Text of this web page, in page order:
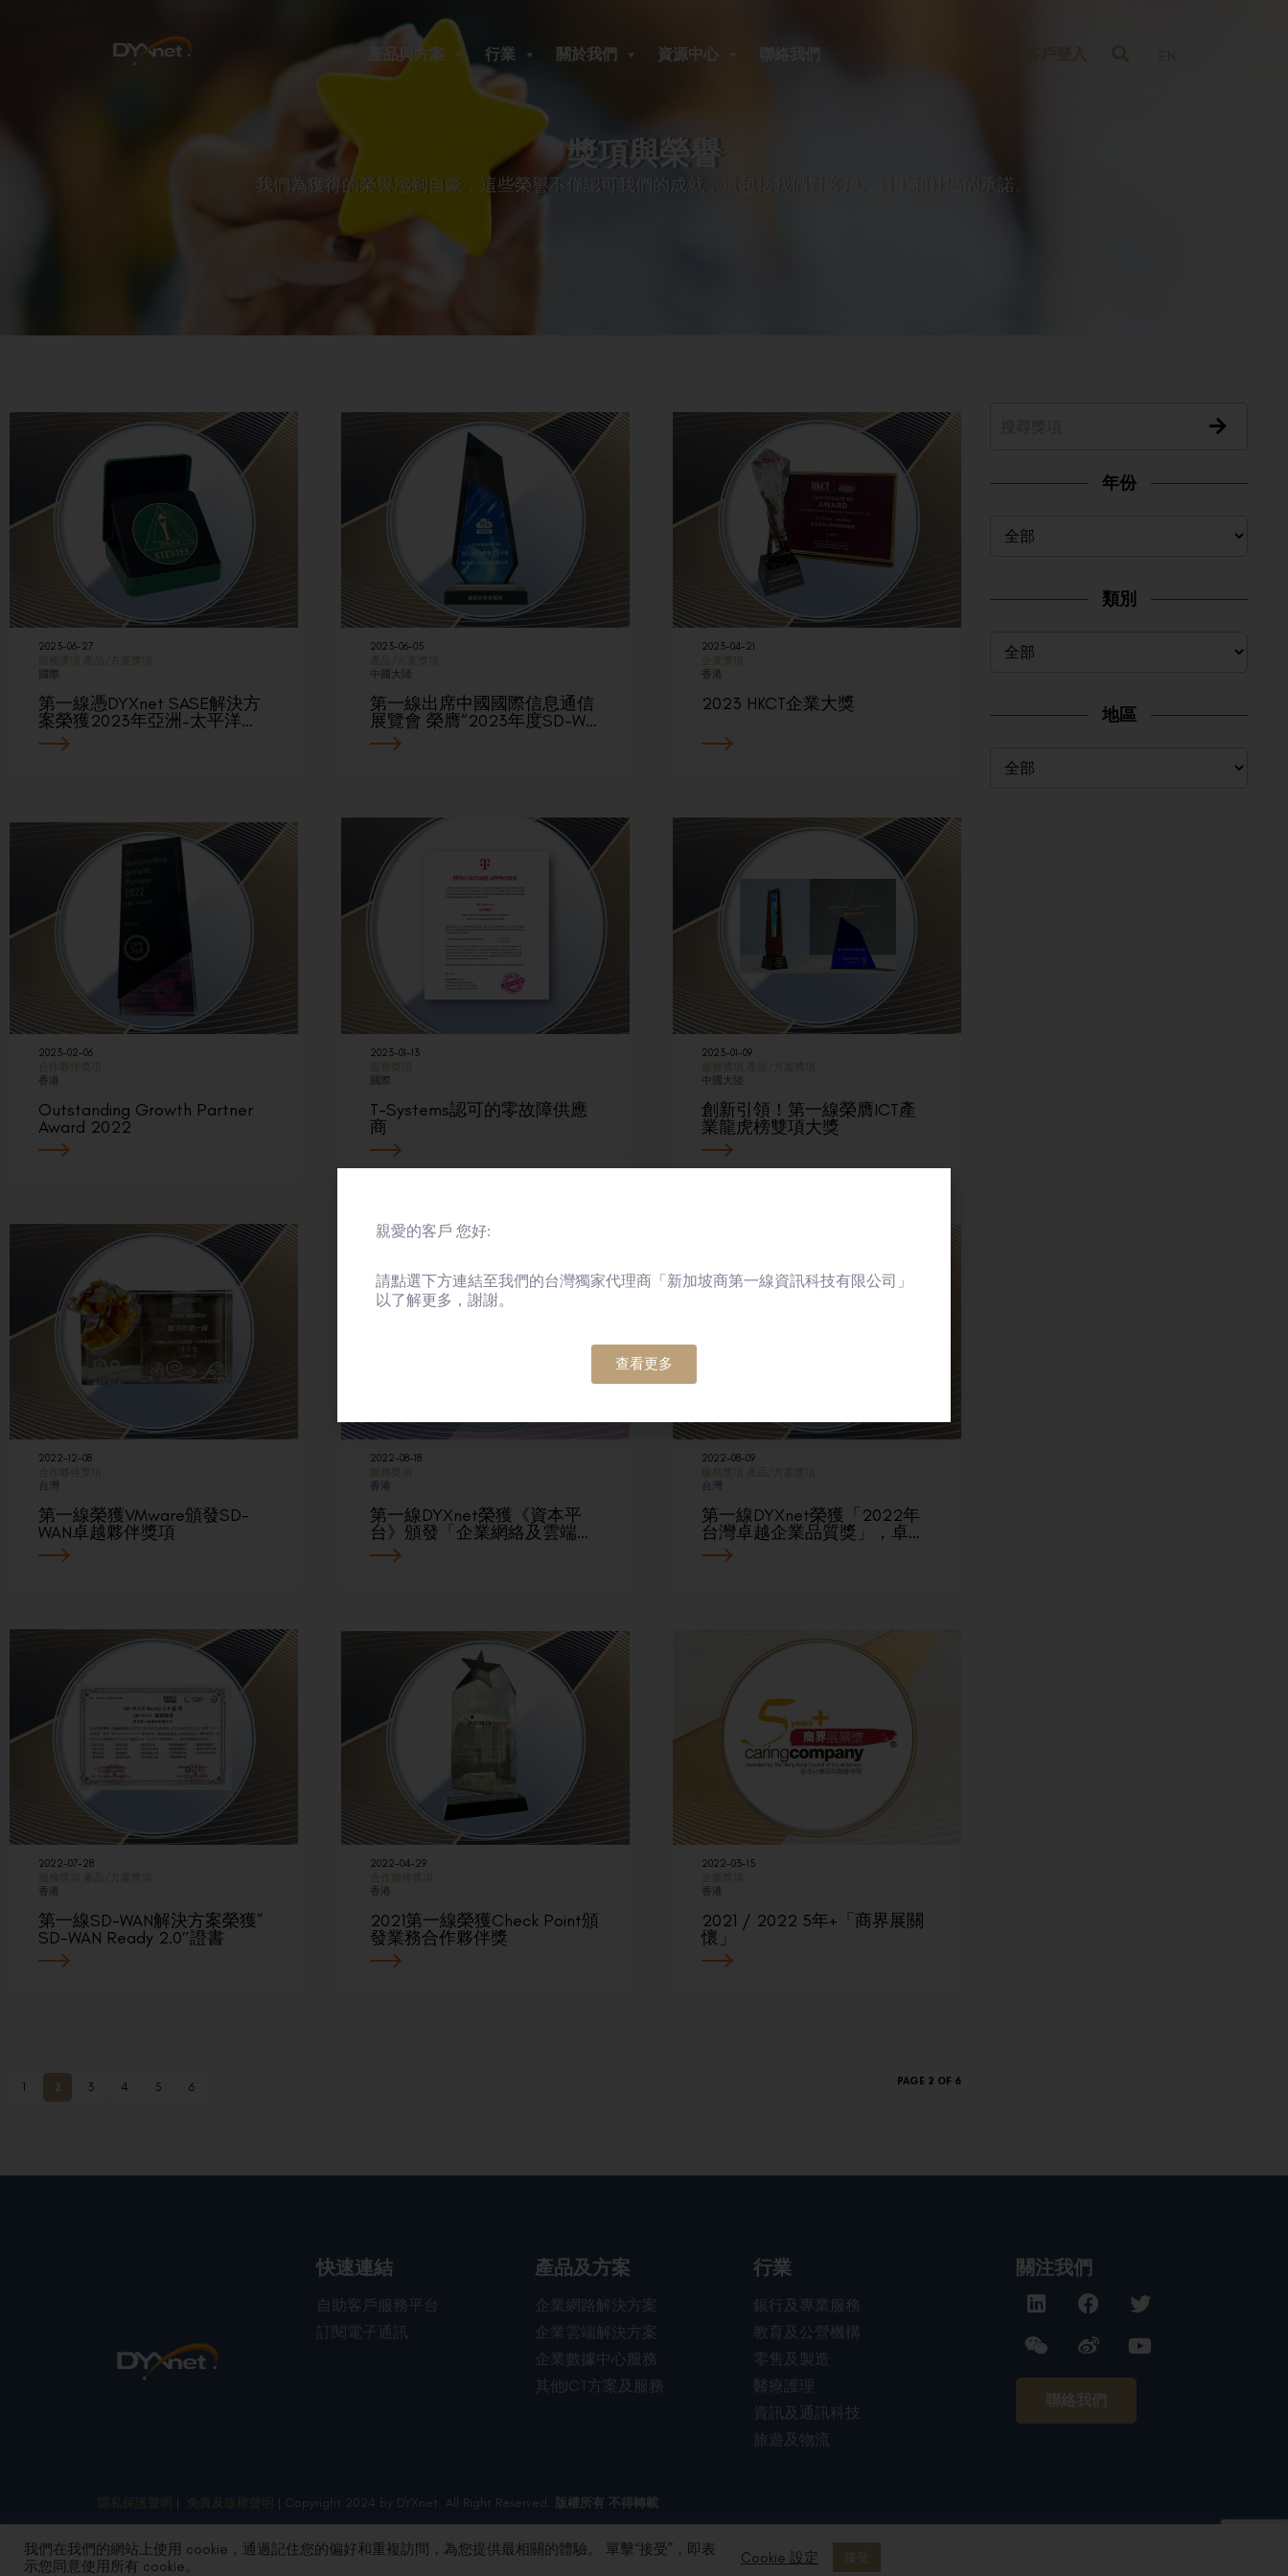
產品與方案 行業 關於我們 資源中心 EN
獎項與榮譽
我們為獲得的榮譽感到自豪，這些榮譽不僅認可我們的成就，還包括我們對客戶、員工和社區的承諾。
2023-06-27
服務獎項
產品/方案獎項
國際
第一線憑DYXnet SASE解決方
案榮獲2023年亞洲–太平洋…
2023-06-05
產品/方案獎項
中國大陸
第一線出席中國國際信息通信
展覽會 榮膺“2023年度SD-W…
2023-04-21
企業獎項
香港
2023 HKCT企業大獎
2023-02-06
合作夥伴獎項
香港
Outstanding Growth Partner
Award 2022
2023-01-13
服務獎項
國際
T-Systems認可的零故障供應
商
2023-01-09
服務獎項
產品/方案獎項
中國大陸
創新引領！第一線榮膺ICT產
業龍虎榜雙項大獎
2022-12-08
合作夥伴獎項
台灣
第一線榮獲VMware頒發SD-
WAN卓越夥伴獎項
2022-08-18
服務獎項
香港
第一線DYXnet榮獲《資本平
台》頒發「企業網絡及雲端…
2022-08-09
服務獎項
產品/方案獎項
台灣
第一線DYXnet榮獲「2022年
台灣卓越企業品質獎」，卓…
2022-07-28
服務獎項
產品/方案獎項
香港
第一線SD-WAN解決方案榮獲”
SD-WAN Ready 2.0″證書
2022-04-29
合作夥伴獎項
香港
2021第一線榮獲Check Point頒
發業務合作夥伴獎
2022-03-15
企業獎項
香港
2021 / 2022 5年+「商界展關
懷」
1 2 3 4 5 6 PAGE 2 OF 6
年份
類別
地區
快速連結
自助客戶服務平台
訂閱電子通訊
產品及方案
企業網路解決方案
企業雲端解決方案
企業數據中心服務
其他ICT方案及服務
行業
銀行及專業服務
教育及公營機構
零售及製造
醫療護理
資訊及通訊科技
旅遊及物流
關注我們
聯絡我們
隱私保護聲明 免責及版權聲明 | Copyright 2024 by DYXnet. All Right Reserved. 版權所有 不得轉載
我們在我們的網站上使用 cookie，通過記住您的偏好和重複訪問，為您提供最相關的體驗。 單擊“接受”，即表
示您同意使用所有 cookie。
Cookie 設定 接受
親愛的客戶 您好:
請點選下方連結至我們的台灣獨家代理商「新加坡商第一線資訊科技有限公司」
以了解更多，謝謝。
查看更多